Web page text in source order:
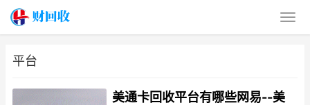
平台
美通卡回收平台有哪些网易--美